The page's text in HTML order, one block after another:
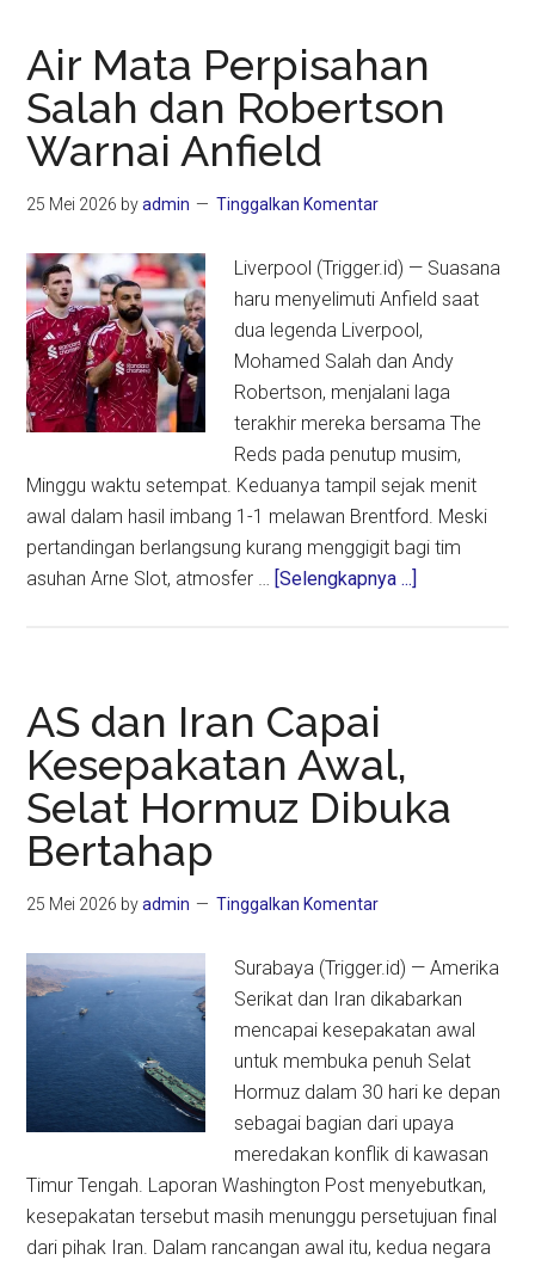
Air Mata Perpisahan
Salah dan Robertson
Warnai Anfield
25 Mei 2026 byadmin Tinggalkan Komentar
Liverpool (Trigger.id) — Suasana
haru menyelimuti Anfield saat
dua legenda Liverpool,
Mohamed Salah dan Andy
Robertson, menjalani laga
terakhir mereka bersama The
Reds pada penutup musim,
Minggu waktu setempat. Keduanya tampil sejak menit
awal dalam hasil imbang 1-1 melawan Brentford. Meski
pertandingan berlangsung kurang menggigit bagi tim
asuhan Arne Slot, atmosfer … [Selengkapnya ...]
Warnai
Anfield
AS dan Iran Capai
Kesepakatan Awal,
Selat Hormuz Dibuka
Bertahap
25 Mei 2026 byadmin Tinggalkan Komentar
Surabaya (Trigger.id) — Amerika
Serikat dan Iran dikabarkan
mencapai kesepakatan awal
untuk membuka penuh Selat
Hormuz dalam 30 hari ke depan
sebagai bagian dari upaya
meredakan konflik di kawasan
Timur Tengah. Laporan Washington Post menyebutkan,
kesepakatan tersebut masih menunggu persetujuan final
dari pihak Iran. Dalam rancangan awal itu, kedua negara